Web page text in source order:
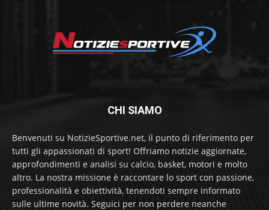
CHI SIAMO
Benvenuti su NotizieSportive.net, il punto di riferimento per
tutti gli appassionati di sport! Offriamo notizie aggiornate,
approfondimenti e analisi su calcio, basket, motori e molto
altro. La nostra missione è raccontare lo sport con passione,
professionalità e obiettività, tenendoti sempre informato
sulle ultime novità. Seguici per non perdere neanche